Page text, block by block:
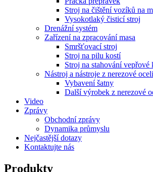
Stroj na čištění vozíků na
Vysokotlaký čisticí stroj
Drenážní systém
Zařízení na zpracování masa
Smršťovací stroj
Stroj na pilu kostí
Stroj na stahování vepřové
Nástroj a nástroje z nerezové oceli
Vybavení šatny
Další výrobek z nerezové
Video
Zprávy
Obchodní zprávy
Dynamika průmyslu
Nejčastější dotazy
Kontaktujte nás
Produkty